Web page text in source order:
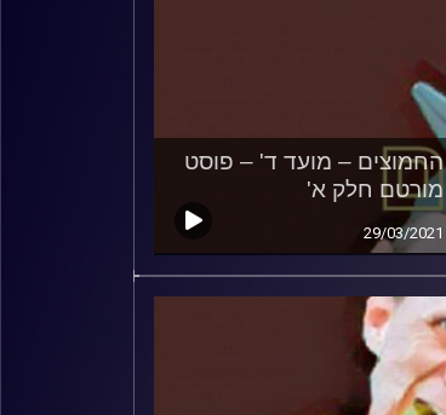
החמוצים – מועד ד' – פוסט
מורטם חלק א'
29/03/2021